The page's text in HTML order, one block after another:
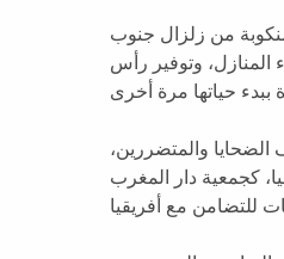
من زلزال جنوب
المنازل، وتوفير رأس
في سقوط آلاف الضحايا والمتضررين،